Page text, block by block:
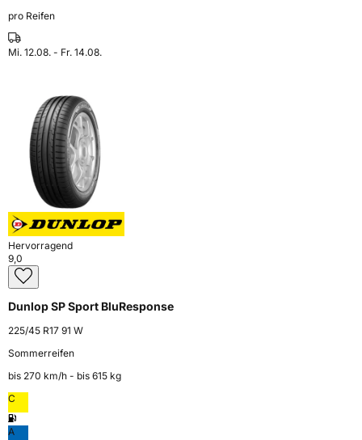
pro Reifen
Mi. 12.08. - Fr. 14.08.
Hervorragend
9,0
Dunlop SP Sport BluResponse
225/45 R17 91 W
Sommerreifen
bis 270 km⁠/⁠h - bis 615 kg
C
A